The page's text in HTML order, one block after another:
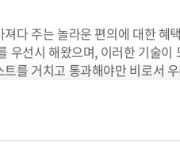
다 주는 놀라운 편의에 대한 혜
우선시 해왔으며, 이러한 기술이
를 거치고 통과해야만 비로서